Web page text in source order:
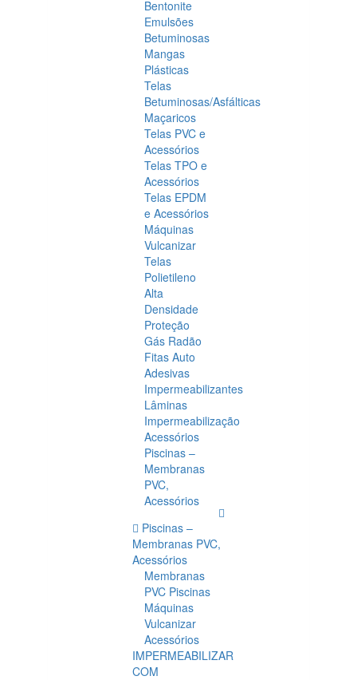
Bentonite
Emulsões
Betuminosas
Mangas
Plásticas
Telas
Betuminosas/Asfálticas
Maçaricos
Telas PVC e
Acessórios
Telas TPO e
Acessórios
Telas EPDM
e Acessórios
Máquinas
Vulcanizar
Telas
Polietileno
Alta
Densidade
Proteção
Gás Radão
Fitas Auto
Adesivas
Impermeabilizantes
Lâminas
Impermeabilização
Acessórios
Piscinas –
Membranas
PVC,
Acessórios
Piscinas –
Membranas PVC,
Acessórios
Membranas
PVC Piscinas
Máquinas
Vulcanizar
Acessórios
IMPERMEABILIZAR
COM